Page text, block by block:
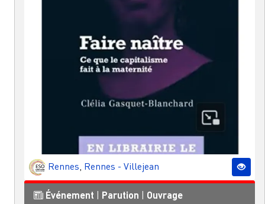
Rennes, Rennes - Villejean
Événement Parution Ouvrage